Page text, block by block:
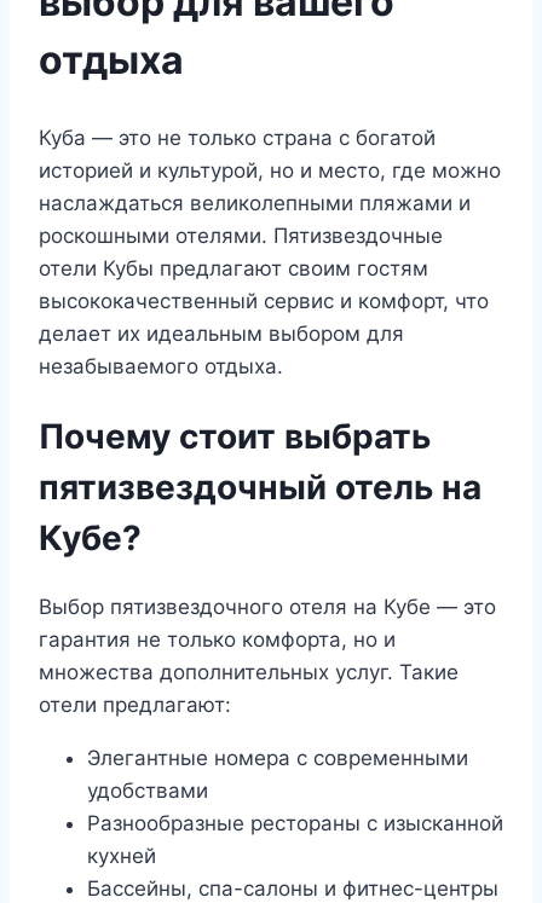
отдыха
Куба — это не только страна с богатой
историей и культурой, но и место, где можно
наслаждаться великолепными пляжами и
роскошными отелями. Пятизвездочные
отели Кубы предлагают своим гостям
высококачественный сервис и комфорт, что
делает их идеальным выбором для
незабываемого отдыха.
Почему стоит выбрать
пятизвездочный отель на
Кубе?
Выбор пятизвездочного отеля на Кубе — это
гарантия не только комфорта, но и
множества дополнительных услуг. Такие
отели предлагают:
Элегантные номера с современными
удобствами
Разнообразные рестораны с изысканной
кухней
Бассейны, спа-салоны и фитнес-центры